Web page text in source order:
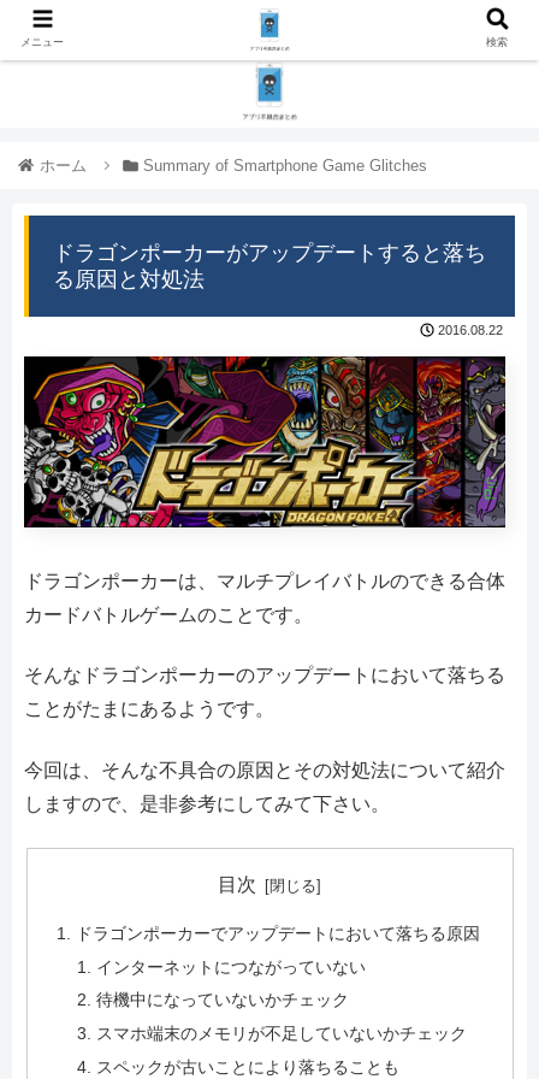
ホーム Summary of Smartphone Game Glitches
ドラゴンポーカーがアップデートすると落ち
る原因と対処法
2016.08.22
ドラゴンポーカーは、マルチプレイバトルのできる合体
カードバトルゲームのことです。
そんなドラゴンポーカーのアップデートにおいて落ちる
ことがたまにあるようです。
今回は、そんな不具合の原因とその対処法について紹介
しますので、是非参考にしてみて下さい。
目次
ドラゴンポーカーでアップデートにおいて落ちる原因
インターネットにつながっていない
待機中になっていないかチェック
スマホ端末のメモリが不足していないかチェック
スペックが古いことにより落ちることも
メニュー 検索